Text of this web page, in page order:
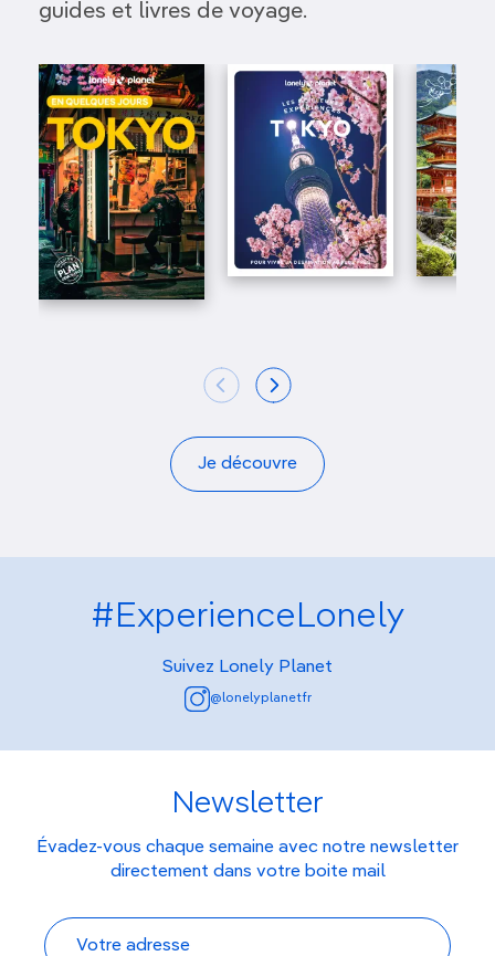
guides et livres de voyage.
Je découvre
#ExperienceLonely
Suivez Lonely Planet
@lonelyplanetfr
Newsletter
Évadez-vous chaque semaine avec notre newsletter
directement dans votre boite mail